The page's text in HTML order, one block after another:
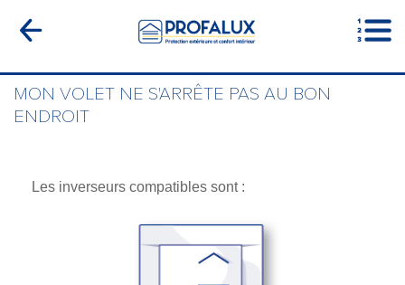
MON VOLET NE S'ARRÊTE PAS AU BON
ENDROIT
Les inverseurs compatibles sont :